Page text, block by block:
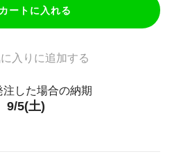
#17
#18.5
カートに入れる
入りに追加する
注した場合の納期
9/5(土)